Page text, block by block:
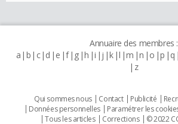
Annuaire des membres :
a b c d e f g h i j k l m n o p q
z
Qui sommes nous Contact Publicité
Données personnelles
Paramétrer les
Tous les articles
Corrections © 2022